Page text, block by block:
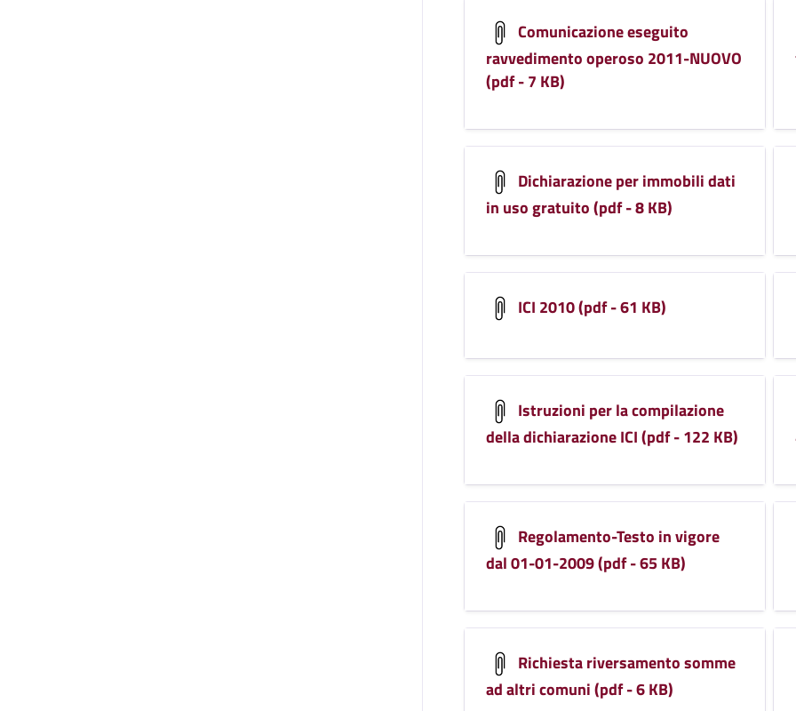
Comunicazione eseguito
ravvedimento operoso 2011-NUOVO
(pdf - 7 KB)
Dichiarazione per immobili dati
in uso gratuito (pdf - 8 KB)
ICI 2010 (pdf - 61 KB)
Istruzioni per la compilazione
della dichiarazione ICI (pdf - 122 KB)
Regolamento-Testo in vigore
dal 01-01-2009 (pdf - 65 KB)
Richiesta riversamento somme
ad altri comuni (pdf - 6 KB)